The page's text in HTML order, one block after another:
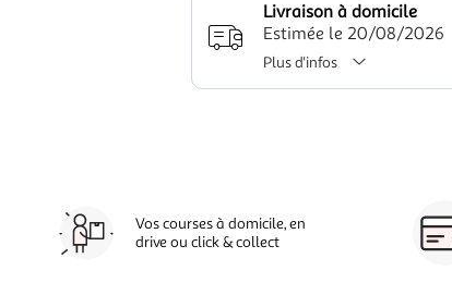
Livraison à domicile
Estimée le 20/08/2026
Plus d'infos
Vos courses à domicile, en
drive ou click & collect